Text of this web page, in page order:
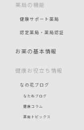
薬局の機能
健康サポート薬局
認定薬局・薬局認証
お薬の基本情報
健康お役立ち情報
なの花ブログ
なたねブログ
健康コラム
薬局トピックス